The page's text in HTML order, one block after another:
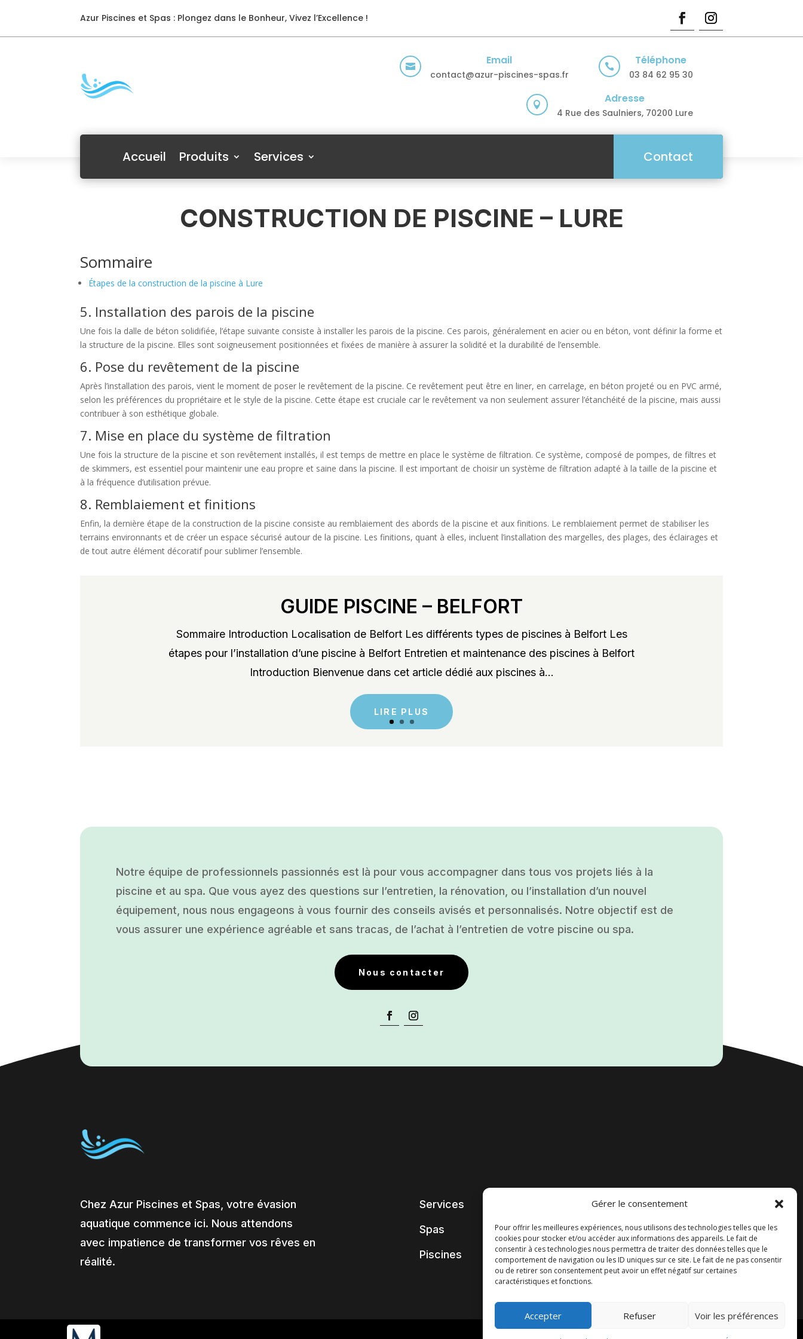
Gérer le consentement
Pour offrir les meilleures expériences, nous utilisons des technologies telles que les
cookies pour stocker et/ou accéder aux informations des appareils. Le fait de
consentir à ces technologies nous permettra de traiter des données telles que le
comportement de navigation ou les ID uniques sur ce site. Le fait de ne pas consentir
ou de retirer son consentement peut avoir un effet négatif sur certaines
caractéristiques et fonctions.
Accepter Refuser Voir les préférences
Azur Piscines et Spas : Plongez dans le Bonheur, Vivez l’Excellence !
 Email
contact@azur-piscines-spas.fr
 Téléphone
03 84 62 95 30
 Adresse
4 Rue des Saulniers, 70200 Lure
Accueil Produits Services Contact
CONSTRUCTION DE PISCINE – LURE
Sommaire
Étapes de la construction de la piscine à Lure
5. Installation des parois de la piscine
Une fois la dalle de béton solidifiée, l’étape suivante consiste à installer les parois de la piscine. Ces parois, généralement en acier ou en béton, vont définir la forme et
la structure de la piscine. Elles sont soigneusement positionnées et fixées de manière à assurer la solidité et la durabilité de l’ensemble.
6. Pose du revêtement de la piscine
Après l’installation des parois, vient le moment de poser le revêtement de la piscine. Ce revêtement peut être en liner, en carrelage, en béton projeté ou en PVC armé,
selon les préférences du propriétaire et le style de la piscine. Cette étape est cruciale car le revêtement va non seulement assurer l’étanchéité de la piscine, mais aussi
contribuer à son esthétique globale.
7. Mise en place du système de filtration
Une fois la structure de la piscine et son revêtement installés, il est temps de mettre en place le système de filtration. Ce système, composé de pompes, de filtres et
de skimmers, est essentiel pour maintenir une eau propre et saine dans la piscine. Il est important de choisir un système de filtration adapté à la taille de la piscine et
à la fréquence d’utilisation prévue.
8. Remblaiement et finitions
Enfin, la dernière étape de la construction de la piscine consiste au remblaiement des abords de la piscine et aux finitions. Le remblaiement permet de stabiliser les
terrains environnants et de créer un espace sécurisé autour de la piscine. Les finitions, quant à elles, incluent l’installation des margelles, des plages, des éclairages et
de tout autre élément décoratif pour sublimer l’ensemble.
GUIDE PISCINE – BELFORT
Sommaire Introduction Localisation de Belfort Les différents types de piscines à Belfort Les
étapes pour l’installation d’une piscine à Belfort Entretien et maintenance des piscines à Belfort
Introduction Bienvenue dans cet article dédié aux piscines à...
LIRE PLUS
Notre équipe de professionnels passionnés est là pour vous accompagner dans tous vos projets liés à la
piscine et au spa. Que vous ayez des questions sur l’entretien, la rénovation, ou l’installation d’un nouvel
équipement, nous nous engageons à vous fournir des conseils avisés et personnalisés. Notre objectif est de
vous assurer une expérience agréable et sans tracas, de l’achat à l’entretien de votre piscine ou spa.
Nous contacter
Chez Azur Piscines et Spas, votre évasion
aquatique commence ici. Nous attendons
avec impatience de transformer vos rêves en
réalité.
Services
Spas
Piscines
Accueil
Contact
Blog